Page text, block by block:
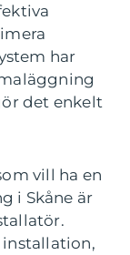
har
det enkelt
vill ha en
i Skåne är
installation,